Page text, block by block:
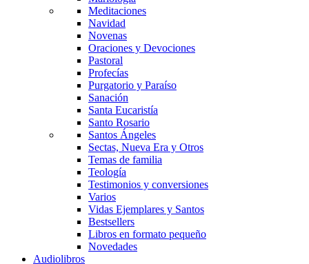
Meditaciones
Navidad
Novenas
Oraciones y Devociones
Pastoral
Profecías
Purgatorio y Paraíso
Sanación
Santa Eucaristía
Santo Rosario
Santos Ángeles
Sectas, Nueva Era y Otros
Temas de familia
Teología
Testimonios y conversiones
Varios
Vidas Ejemplares y Santos
Bestsellers
Libros en formato pequeño
Novedades
Audiolibros